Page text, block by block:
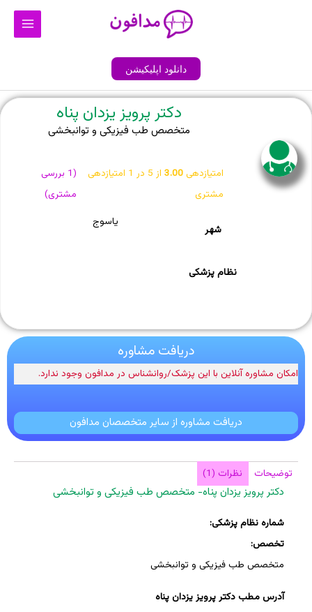
Main
دانلود اپلیکیشن
دکتر پرویز یزدان پناه
متخصص طب فیزیکی و توانبخشی
امتیازدهی3.00 از 5 در 1 امتیازدهی
مشتری
(
1 بررسی
مشتری)
شهر
یاسوج
نظام پزشکی
دریافت مشاوره
امکان مشاوره آنلاین با این پزشک/روانشناس در مدافون وجود ندارد.
دریافت مشاوره از سایر متخصصان مدافون
توضیحات نظرات (1)
دکتر پرویز یزدان پناه- متخصص طب فیزیکی و توانبخشی
شماره نظام پزشکی:
تخصص:
متخصص طب فیزیکی و توانبخشی
آدرس مطب دکتر پرویز یزدان پناه